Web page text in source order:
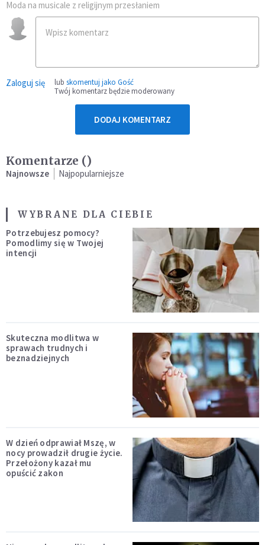
Moda na musicale z religijnym przesłaniem
Zaloguj się lub skomentuj jako Gość
Twój komentarz będzie moderowany
DODAJ KOMENTARZ
Komentarze ()
Najnowsze Najpopularniejsze
WYBRANE DLA CIEBIE
Potrzebujesz pomocy?
Pomodlimy się w Twojej
intencji
Skuteczna modlitwa w
sprawach trudnych i
beznadziejnych
W dzień odprawiał Mszę, w
nocy prowadził drugie życie.
Przełożony kazał mu
opuścić zakon